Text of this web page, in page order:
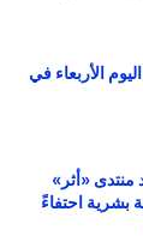
الأربعاء في
«أثر»
احتفاءً